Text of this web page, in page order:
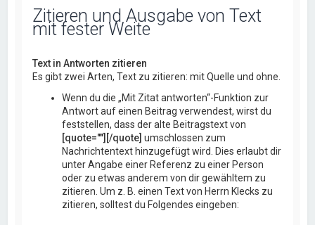
Zitieren und Ausgabe von Text
mit fester Weite
Text in Antworten zitieren
Es gibt zwei Arten, Text zu zitieren: mit Quelle und ohne.
Wenn du die „Mit Zitat antworten“-Funktion zur
Antwort auf einen Beitrag verwendest, wirst du
feststellen, dass der alte Beitragstext von
[quote=""][/quote] umschlossen zum
Nachrichtentext hinzugefügt wird. Dies erlaubt dir
unter Angabe einer Referenz zu einer Person
oder zu etwas anderem von dir gewähltem zu
zitieren. Um z. B. einen Text von Herrn Klecks zu
zitieren, solltest du Folgendes eingeben: